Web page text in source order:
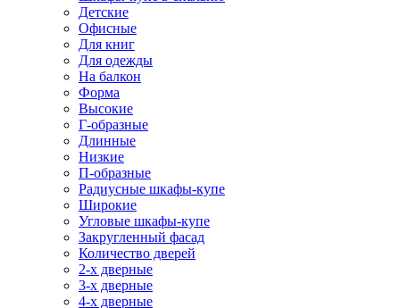
Детские
Офисные
Для книг
Для одежды
На балкон
Форма
Высокие
Г-образные
Длинные
Низкие
П-образные
Радиусные шкафы-купе
Широкие
Угловые шкафы-купе
Закругленный фасад
Количество дверей
2-х дверные
3-х дверные
4-х дверные